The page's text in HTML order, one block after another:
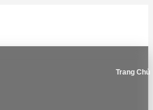
Trang Chủ